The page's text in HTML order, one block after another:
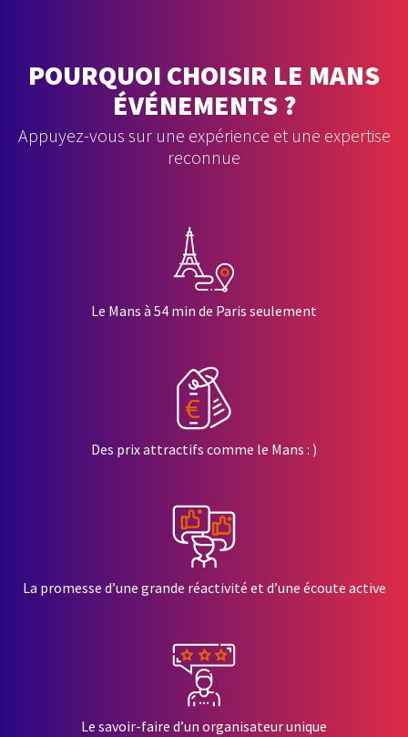
POURQUOI CHOISIR LE MANS
ÉVÉNEMENTS ?
Appuyez-vous sur une expérience et une expertise
reconnue
Le Mans à 54 min de Paris seulement
Des prix attractifs comme le Mans : )
La promesse d’une grande réactivité et d’une écoute active
Le savoir-faire d’un organisateur unique